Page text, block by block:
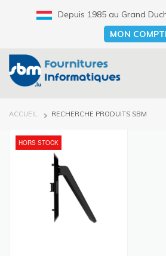
Depuis 1985 au Grand
Select your
MON
FIL
ACCUEIL RECHERCHE PRODUITS SBM
HORS STOCK